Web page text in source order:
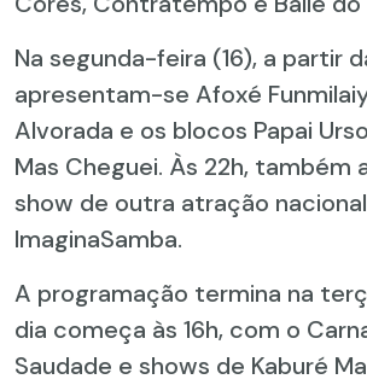
Na segunda-feira (16), a partir
apresentam-se Afoxé
Alvorada e os blocos Papai
Mas Cheguei. Às 22h, também
show de outra atração
ImaginaSamba.
A programação termina na
dia começa às 16h, com o
Saudade e shows de Kaburé